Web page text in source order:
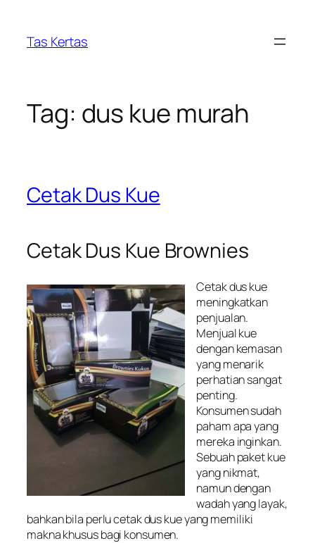
content
Tas Kertas
Tag: dus kue murah
Cetak Dus Kue
Cetak Dus Kue Brownies
Cetak dus kue
meningkatkan
penjualan.
Menjual kue
dengan kemasan
yang menarik
perhatian sangat
penting.
Konsumen sudah
paham apa yang
mereka inginkan.
Sebuah paket kue
yang nikmat,
namun dengan
wadah yang layak,
bahkan bila perlu cetak dus kue yang memiliki
makna khusus bagi konsumen.